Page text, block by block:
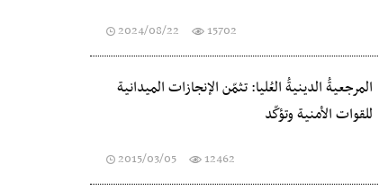
2024/08/22 15702
المرجعيةُ الدينيةُ العُليا: تثمّن الإنجازات الميدانية
للقوات الأمنية وتؤكّد
2015/03/05 12462